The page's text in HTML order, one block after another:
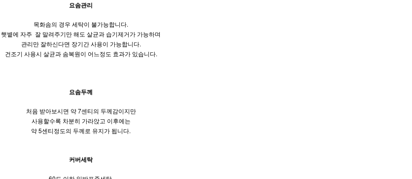
요솜관리
목화솜의 경우 세탁이 불가능합니다.
햇볕에 자주 잘 말려주기만 해도 살균과 습기제거가 가능하며
관리만 잘하신다면 장기간 사용이 가능합니다.
건조기 사용시 살균과 솜복원이 어느정도 효과가 있습니다.
요솜두께
처음 받아보시면 약 7센티의 두께감이지만
사용할수록 차분히 가라앉고 이후에는
약 5센티정도의 두께로 유지가 됩니다.
커버세탁